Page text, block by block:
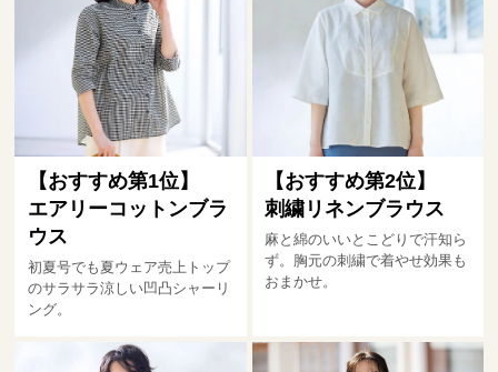
【おすすめ第1位】
エアリーコットンブラ
ウス
初夏号でも夏ウェア売上トップ
のサラサラ涼しい凹凸シャーリ
ング。
【おすすめ第2位】
刺繍リネンブラウス
麻と綿のいいとこどりで汗知ら
ず。胸元の刺繍で着やせ効果も
おまかせ。